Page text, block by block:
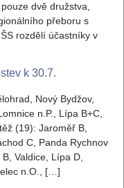
dvě družstva,
přeboru s
rozdělí účastníky v
k 30.7.
Nový Bydžov,
n.P., Lípa B+C,
(19): Jaroměř B,
C, Panda Rychnov
Valdice, Lípa D,
n.O., […]